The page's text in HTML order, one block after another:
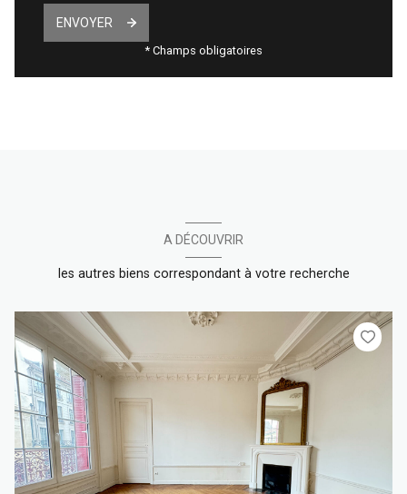
ENVOYER
* Champs obligatoires
A DÉCOUVRIR
les autres biens correspondant à votre recherche